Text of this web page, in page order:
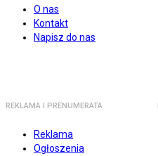
O nas
Kontakt
Napisz do nas
REKLAMA I PRENUMERATA
Reklama
Ogłoszenia